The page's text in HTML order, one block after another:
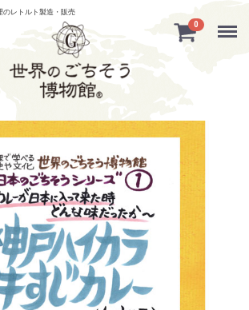
のレトルト製造・販売
0 Menu